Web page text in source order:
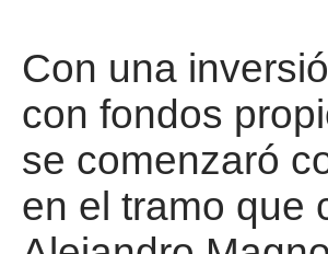
Con una
con fondos
se comenzaró
en el tramo que